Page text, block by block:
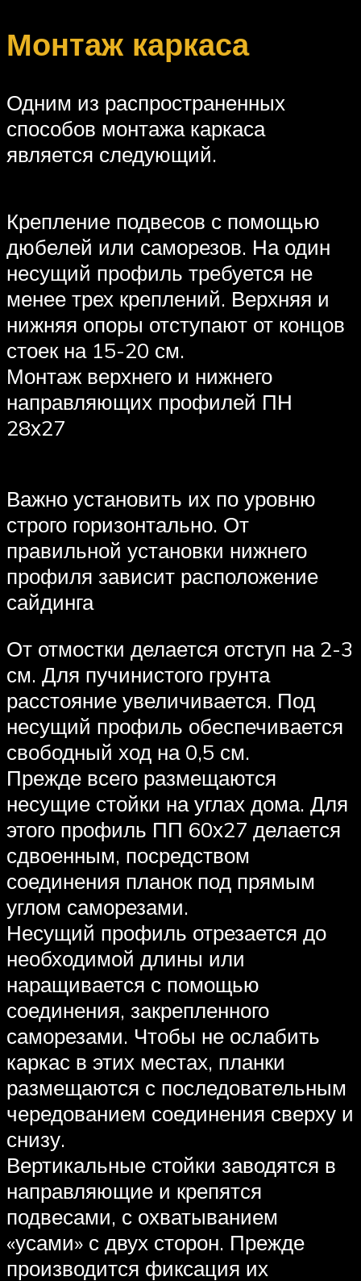
Монтаж каркаса
Одним из распространенных
способов монтажа каркаса
является следующий.
Крепление подвесов с помощью
дюбелей или саморезов. На один
несущий профиль требуется не
менее трех креплений. Верхняя и
нижняя опоры отступают от концов
стоек на 15-20 см.
Монтаж верхнего и нижнего
направляющих профилей ПН
28х27
Важно установить их по уровню
строго горизонтально. От
правильной установки нижнего
профиля зависит расположение
сайдинга
От отмостки делается отступ на 2-3
см. Для пучинистого грунта
расстояние увеличивается. Под
несущий профиль обеспечивается
свободный ход на 0,5 см.
Прежде всего размещаются
несущие стойки на углах дома. Для
этого профиль ПП 60х27 делается
сдвоенным, посредством
соединения планок под прямым
углом саморезами.
Несущий профиль отрезается до
необходимой длины или
наращивается с помощью
соединения, закрепленного
саморезами. Чтобы не ослабить
каркас в этих местах, планки
размещаются с последовательным
чередованием соединения сверху и
снизу.
Вертикальные стойки заводятся в
направляющие и крепятся
подвесами, с охватыванием
«усами» с двух сторон. Прежде
производится фиксация их